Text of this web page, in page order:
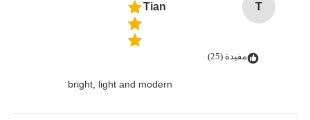
T
Tian
مفيدة (25)
bright, light and modern